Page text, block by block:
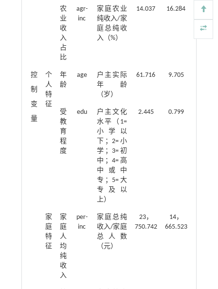
农
业
收
入
占
比
agr-
inc
家庭农业
纯收入/家
庭总纯收
入（%）
14.037 16.284
控
制
变
量
个
人
特
征
年
龄
age
户主实际
年龄
（岁）
61.716 9.705
受
教
育
程
度
edu
户主文化
水平（1=
小学以
下；2=小
学；3=初
中；4=高
中或中
专；5=大
专及以
上）
2.445 0.799
家
庭
特
征
家
庭
人
均
纯
收
入
per-
inc
家庭总纯
收入/家庭
总人数
（元）
23，
750.742
14，
665.523